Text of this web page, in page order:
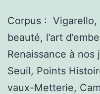
Cor­pus : Vigarel­lo,
beauté, l’art
Renais­sance à
Seuil, Points
vaux-Met­­terie,